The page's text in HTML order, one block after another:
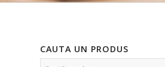
CAUTA UN PRODUS